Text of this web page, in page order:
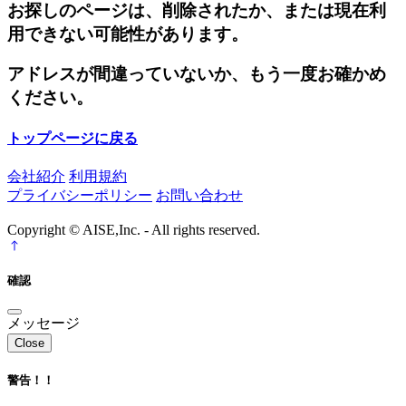
お探しのページは、削除されたか、または現在利
用できない可能性があります。
アドレスが間違っていないか、もう一度お確かめ
ください。
トップページに戻る
会社紹介 利用規約
プライバシーポリシー お問い合わせ
Copyright © AISE,Inc. - All rights reserved.
確認
メッセージ
Close
警告！！